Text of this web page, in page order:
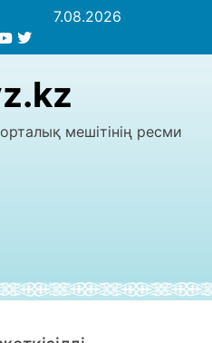
7.08.2026
мешітінің ресми